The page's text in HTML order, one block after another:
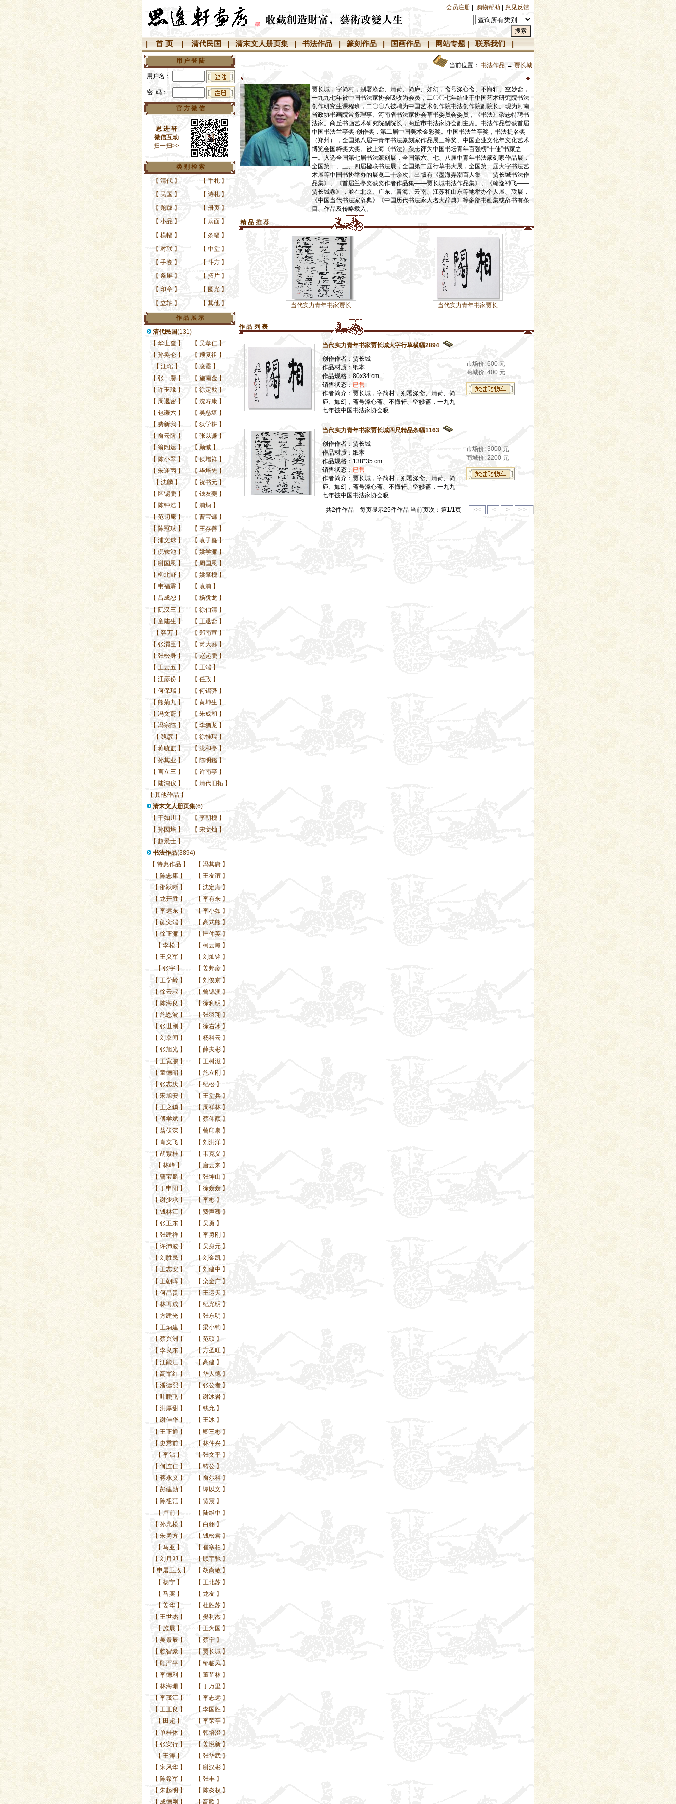
会员注册 购物帮助 意见反馈
首 页 清代民国 清末文人册页集 书法作品 篆刻作品 国画作品 网站专题 联系我们
用 户 登 陆
用户名：
密 码：
官 方 微 信
思 进 轩
微信互动
扫一扫>>
类 别 检 索
【 清代 】 【 手札 】
【 民国 】 【 诗札 】
【 题跋 】 【 册页 】
【 小品 】 【 扇面 】
【 横幅 】 【 条幅 】
【 对联 】 【 中堂 】
【 手卷 】 【 斗方 】
【 条屏 】 【 拓片 】
【 印章 】 【 圆光 】
【 立轴 】 【 其他 】
作 品 展 示
清代民国(131)
【 华世奎 】 【 吴孝仁 】
【 孙奂仑 】 【 顾复祖 】
【 汪琯 】 【 凌霞 】
【 张一麐 】 【 施南金 】
【 许玉瑑 】 【 徐定戡 】
【 周退密 】 【 沈寿康 】
【 包谦六 】 【 吴慈堪 】
【 费新我 】 【 狄学耕 】
【 俞云阶 】 【 张以谦 】
【 翁闿运 】 【 顾缄 】
【 陈小翠 】 【 侯增祥 】
【 朱逢丙 】 【 毕培先 】
【 沈麟 】 【 祝书元 】
【 区锡鹏 】 【 钱友夔 】
【 陈钟浩 】 【 浦炳 】
【 范韧庵 】 【 曹宝镛 】
【 陈冠球 】 【 王存善 】
【 浦文球 】 【 袁子嶷 】
【 倪轶池 】 【 姚学濂 】
【 谢国恩 】 【 周国恩 】
【 柳北野 】 【 姚肇槐 】
【 韦福霖 】 【 袁浦 】
【 吕成恕 】 【 杨犹龙 】
【 阮汉三 】 【 徐伯清 】
【 童陆生 】 【 王退斋 】
【 容万 】 【 郑南宣 】
【 张渭臣 】 【 芮大荪 】
【 张松身 】 【 赵起鹏 】
【 王云五 】 【 王端 】
【 汪彦份 】 【 任政 】
【 何保瑞 】 【 何锡骅 】
【 熊菊九 】 【 黄坤生 】
【 冯文蔚 】 【 朱成和 】
【 冯宗陈 】 【 李猶龙 】
【 魏彦 】 【 徐惟琨 】
【 蒋毓麒 】 【 泷和亭 】
【 孙其业 】 【 陈明鑑 】
【 言立三 】 【 许南亭 】
【 陆鸿仪 】 【 清代旧拓 】
【 其他作品 】
清末文人册页集(6)
【 于如川 】 【 李朝槐 】
【 孙因培 】 【 宋文灿 】
【 赵景士 】
书法作品(3894)
【 特惠作品】 【 冯其庸 】
【 陈忠康】 【 王友谊 】
【 邵跃晰】 【 沈定庵 】
【 龙开胜】 【 李有来 】
【 李远东】 【 李小如 】
【 颜奕端】 【 高式熊 】
【 徐正濂】 【 匡仲英 】
【 李松】 【 柯云瀚 】
【 王义军】 【 刘灿铭 】
【 张宇】 【 姜邦彦 】
【 王学岭】 【 刘俊京 】
【 徐云叔 】 【 曾锦溪 】
【 陈海良 】 【 徐利明 】
【 施恩波】 【 张羽翔 】
【 张世刚 】 【 徐右冰 】
【 刘京闻 】 【 杨科云 】
【 张旭光】 【 薛夫彬 】
【 王宽鹏】 【 王树滋 】
【 童德昭 】 【 施立刚 】
【 张志庆】 【 纪松 】
【 宋旭安】 【 王堂兵 】
【 王之鏻】 【 周祥林 】
【 傅学斌】 【 蔡仰颜 】
【 翁伏深】 【 曾印泉 】
【 肖文飞】 【 刘洪洋 】
【 胡紫桂】 【 韦克义 】
【 林峰】 【 唐云来 】
【 曹宝麟】 【 张坤山 】
【 丁申阳 】 【 徐轰轰 】
【 谢少承】 【 李彬 】
【 钱林江】 【 费声骞 】
【 张卫东】 【 吴勇 】
【 张建祥】 【 李勇刚 】
【 许沛波】 【 吴身元 】
【 刘胜民 】 【 刘金凯 】
【 王志安】 【 刘建中 】
【 王朝晖】 【 栾金广 】
【 何昌贵】 【 王运天 】
【 林再成】 【 纪光明 】
【 方建光】 【 张东明 】
【 王炳建】 【 梁小钧 】
【 蔡兴洲 】 【 范硕 】
【 李良东】 【 方圣旺 】
【 汪能江】 【 高建 】
【 高军红 】 【 华人德 】
【 潘德熙】 【 张公者 】
【 叶鹏飞】 【 谢冰岩 】
【 洪厚甜】 【 钱允 】
【 谢佳华】 【 王冰 】
【 王正通 】 【 卿三彬 】
【 史秀前】 【 林仲兴 】
【 李沾】 【 张文平 】
【 何连仁】 【 铸公 】
【 蒋永义 】 【 俞尔科 】
【 彭建勋】 【 谭以文 】
【 陈祖范】 【 贾震 】
【 卢前】 【 陆维中 】
【 孙光松】 【 白翎 】
【 朱勇方】 【 钱松君 】
【 马亚 】 【 崔寒柏 】
【 刘月卯 】 【 顾宇驰 】
【 申屠卫政】 【 胡尚敬 】
【 杨宁】 【 王北苏 】
【 马宾】 【 龙友 】
【 姜华】 【 杜胜苏 】
【 王世杰】 【 樊利杰 】
【 施展 】 【 王为国 】
【 吴景辰 】 【 蔡宁 】
【 赖智豪】 【 贾长城 】
【 顾严平】 【 邹临风 】
【 李德利 】 【 董芷林 】
【 林海珊】 【 丁万里 】
【 李茂江】 【 李志远 】
【 王正良 】 【 李国胜 】
【 田超 】 【 李荣亭 】
【 单桂体】 【 韩培澄 】
【 张安行】 【 姜悦新 】
【 王涛】 【 张华武 】
【 宋风华】 【 谢汉彬 】
【 陈希军】 【 张丰 】
【 朱起明 】 【 陈炎权 】
【 成德刚 】 【 高歌 】
当前位置： 书法作品 → 贾长城
贾长城，字简村，别署涤斋、清荷、简庐、如幻，斋号涤心斋、不悔轩、空妙斋，
一九九七年被中国书法家协会吸收为会员，二〇〇七年结业于中国艺术研究院书法
创作研究生课程班，二〇〇八被聘为中国艺术创作院书法创作院副院长。现为河南
省政协书画院常务理事、河南省书法家协会草书委员会委员，《书法》杂志特聘书
法家。商丘书画艺术研究院副院长，商丘市书法家协会副主席。书法作品曾获首届
中国书法兰亭奖·创作奖，第二届中国美术金彩奖。中国书法兰亭奖，书法提名奖
（郑州），全国第八届中青年书法篆刻家作品展三等奖、中国企业文化年文化艺术
博览会国粹奖大奖。被上海《书法》杂志评为中国书坛青年百强榜“十佳”书家之
一。入选全国第七届书法篆刻展，全国第六、七、八届中青年书法篆刻家作品展，
全国第一、三、四届楹联书法展，全国第二届行草书大展，全国第一届大字书法艺
术展等中国书协举办的展览二十余次。出版有《墨海弄潮百人集——贾长城书法作
品集》、《首届兰亭奖获奖作者作品集——贾长城书法作品集》、《翰逸神飞——
贾长城卷》，並在北京、广东、青海、云南、江苏和山东等地举办个人展、联展，
《中国当代书法家辞典》《中国历代书法家人名大辞典》等多部书画集或辞书有条
目、作品及传略载入。
精 品 推 荐
当代实力青年书家贾长 当代实力青年书家贾长 当代实力青年书家贾长 当代实力青年书家贾长
作 品 列 表
当代实力青年书家贾长城大字行草横幅2894
创作作者：贾长城
作品材质：纸本
作品规格：80x34 cm
销售状态： 已售
作者简介：贾长城，字简村，别署涤斋、清荷、简
庐、如幻，斋号涤心斋、不悔轩、空妙斋，一九九
七年被中国书法家协会吸...
市场价: 600 元
商城价: 400 元
当代实力青年书家贾长城四尺精品条幅1163
创作作者：贾长城
作品材质：纸本
作品规格：138*35 cm
销售状态： 已售
作者简介：贾长城，字简村，别署涤斋、清荷、简
庐、如幻，斋号涤心斋、不悔轩、空妙斋，一九九
七年被中国书法家协会吸...
市场价: 3000 元
商城价: 2200 元
共2件作品 每页显示25件作品 当前页次：第1/1页